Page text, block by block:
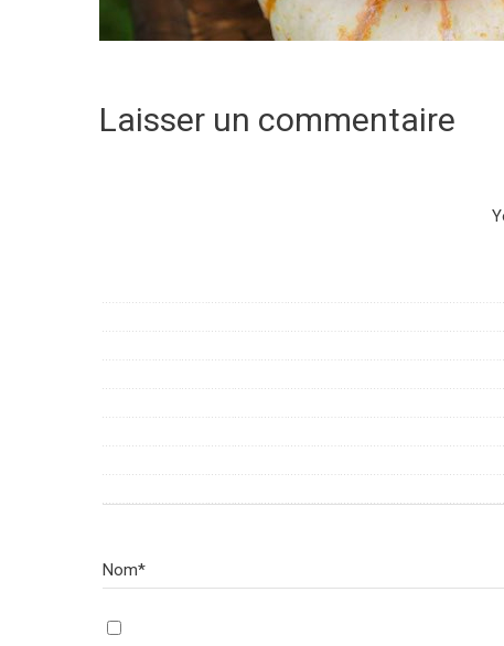
Laisser un commentaire